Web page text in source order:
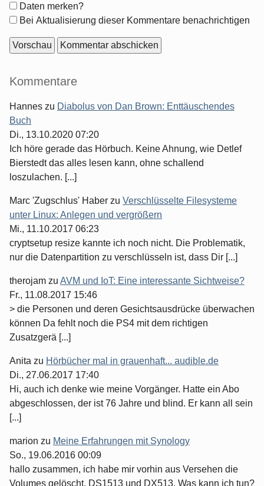
Formular-
Optionen
Daten merken?
Bei Aktualisierung dieser Kommentare benachrichtigen
Seitenleiste
Kommentare
Hannes zu Diabolus von Dan Brown: Enttäuschendes
Buch
Di., 13.10.2020 07:20
Ich höre gerade das Hörbuch. Keine Ahnung, wie Detlef
Bierstedt das alles lesen kann, ohne schallend
loszulachen. [...]
Marc 'Zugschlus' Haber zu Verschlüsselte Filesysteme
unter Linux: Anlegen und vergrößern
Mi., 11.10.2017 06:23
cryptsetup resize kannte ich noch nicht. Die Problematik,
nur die Datenpartition zu verschlüsseln ist, dass Dir [...]
therojam zu AVM und IoT: Eine interessante Sichtweise?
Fr., 11.08.2017 15:46
> die Personen und deren Gesichtsausdrücke überwachen
können Da fehlt noch die PS4 mit dem richtigen
Zusatzgerä [...]
Anita zu Hörbücher mal in grauenhaft... audible.de
Di., 27.06.2017 17:40
Hi, auch ich denke wie meine Vorgänger. Hatte ein Abo
abgeschlossen, der ist 76 Jahre und blind. Er kann all sein
[...]
marion zu Meine Erfahrungen mit Synology
So., 19.06.2016 00:09
hallo zusammen, ich habe mir vorhin aus Versehen die
Volumes gelöscht. DS1513 und DX513. Was kann ich tun?